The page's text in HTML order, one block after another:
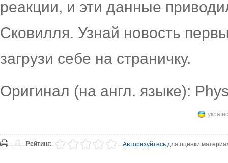
реакции, и эти данные
Сковилля. Узнай новость
загрузи себе на страничку.
Оригинал (на англ. языке):
Рейтинг: Авторизуйтесьдля оценки